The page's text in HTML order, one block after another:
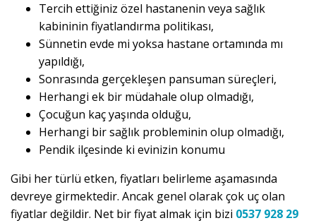
Tercih ettiğiniz özel hastanenin veya sağlık
kabininin fiyatlandırma politikası,
Sünnetin evde mi yoksa hastane ortamında mı
yapıldığı,
Sonrasında gerçekleşen pansuman süreçleri,
Herhangi ek bir müdahale olup olmadığı,
Çocuğun kaç yaşında olduğu,
Herhangi bir sağlık probleminin olup olmadığı,
Pendik ilçesinde ki evinizin konumu
Gibi her türlü etken, fiyatları belirleme aşamasında
devreye girmektedir. Ancak genel olarak çok uç olan
fiyatlar değildir. Net bir fiyat almak için bizi 0537 928 29